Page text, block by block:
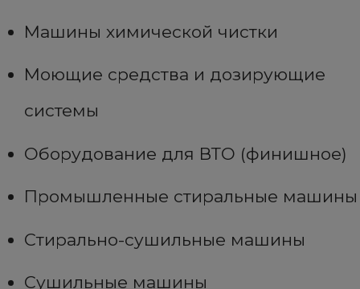
Машины химической чистки
Моющие средства и дозирующие
системы
Оборудование для ВТО (финишное)
Промышленные стиральные машины
Стирально-сушильные машины
Сушильные машины